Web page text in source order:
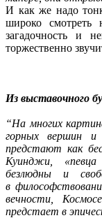
И как же надо
широко смотреть
загадочность и
торжественно
Из выставочного
“На многих
горных вершин и
предстают как
Куинджи,
безлюдны и
в
вечности,
предстает в